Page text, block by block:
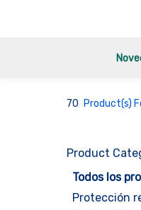
70 Product(s)
Product
Todos los
Protección